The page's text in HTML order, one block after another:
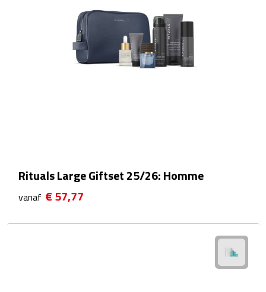
Drinkflessen
Opvouwbare drinkfles
Drinkflessen met karabijnhaak
Waterflessen
Rituals Large Giftset 25/26: Homme
vanaf € 57,77